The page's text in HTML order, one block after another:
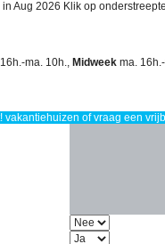
Aug 2026 Klik op
ma. 10h., Midweek ma.
vakantiehuizen of vraag een